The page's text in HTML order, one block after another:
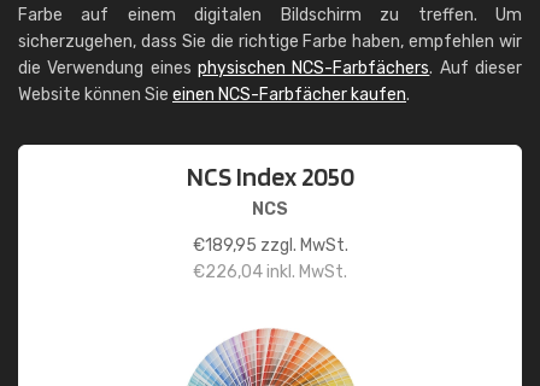
Farbe auf einem digitalen Bildschirm zu treffen. Um
sicherzugehen, dass Sie die richtige Farbe haben, empfehlen wir
die Verwendung eines physischen NCS-Farbfächers. Auf dieser
Website können Sie einen NCS-Farbfächer kaufen.
NCS Index 2050
NCS
€189,95 zzgl. MwSt.
€226,04inkl. MwSt.